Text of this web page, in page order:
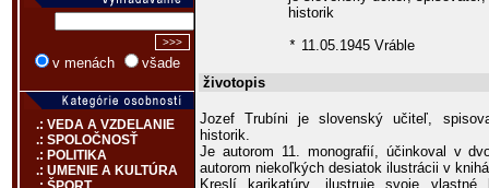
v menách všade
.: VEDA A VZDELANIE
.: SPOLOČNOSŤ
.: POLITIKA
.: UMENIE A KULTÚRA
historik
* 11.05.1945 Vráble
životopis
Jozef Trubíni je slovenský učiteľ,
historik.
Je autorom 11. monografií, účinkoval v
autorom niekoľkých desiatok ilustrácii v
Kreslí karikatúry, ilustruje svoje